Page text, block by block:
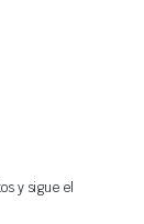
y sigue el